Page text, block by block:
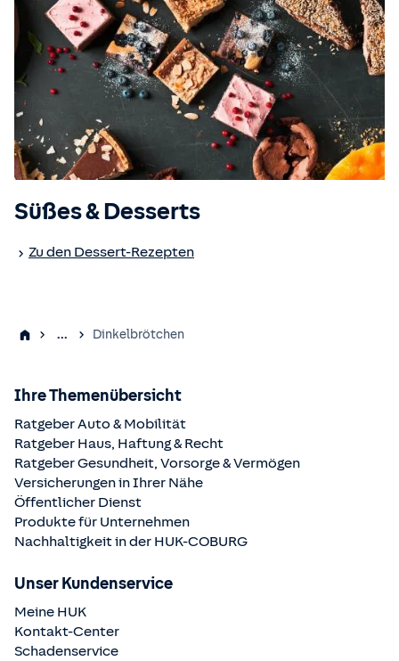
Süßes & Desserts
Zu den Dessert-Rezepten
... Dinkelbrötchen
Ihre Themenübersicht
Ratgeber Auto & Mobilität
Ratgeber Haus, Haftung & Recht
Ratgeber Gesundheit, Vorsorge & Vermögen
Versicherungen in Ihrer Nähe
Öffentlicher Dienst
Produkte für Unternehmen
Nachhaltigkeit in der HUK-COBURG
Unser Kundenservice
Meine HUK
Kontakt-Center
Schadenservice